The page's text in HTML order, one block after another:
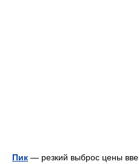
Пик — резкий выброс цены